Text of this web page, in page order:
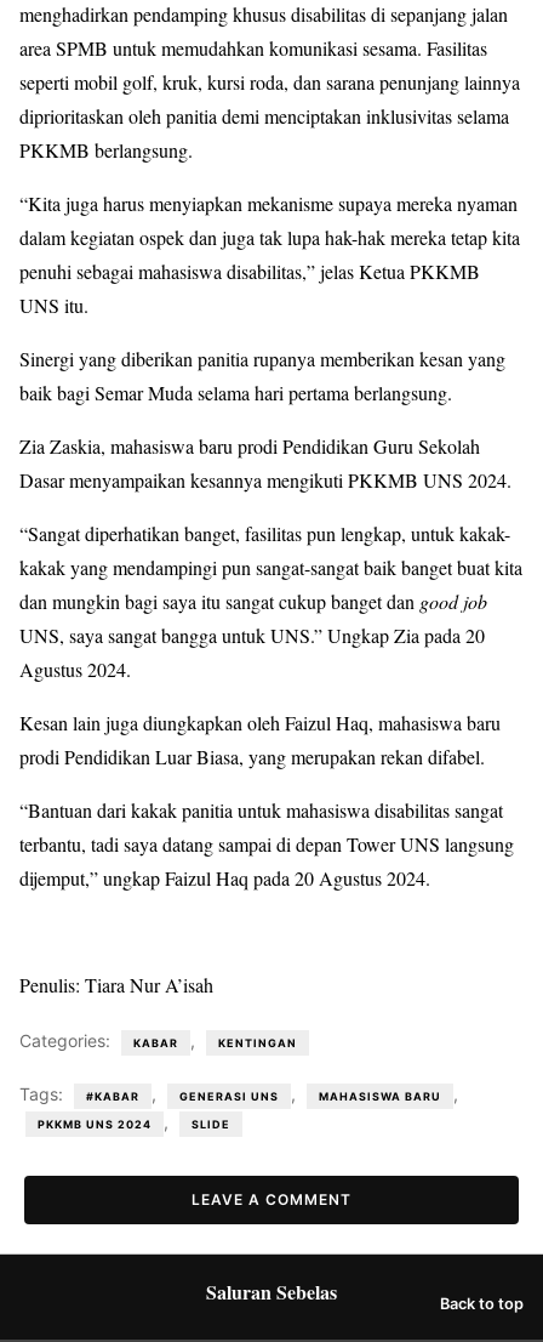
menghadirkan pendamping khusus disabilitas di sepanjang jalan
area SPMB untuk memudahkan komunikasi sesama. Fasilitas
seperti mobil golf, kruk, kursi roda, dan sarana penunjang lainnya
diprioritaskan oleh panitia demi menciptakan inklusivitas selama
PKKMB berlangsung.
“Kita juga harus menyiapkan mekanisme supaya mereka nyaman
dalam kegiatan ospek dan juga tak lupa hak-hak mereka tetap kita
penuhi sebagai mahasiswa disabilitas,” jelas Ketua PKKMB
UNS itu.
Sinergi yang diberikan panitia rupanya memberikan kesan yang
baik bagi Semar Muda selama hari pertama berlangsung.
Zia Zaskia, mahasiswa baru prodi Pendidikan Guru Sekolah
Dasar menyampaikan kesannya mengikuti PKKMB UNS 2024.
“Sangat diperhatikan banget, fasilitas pun lengkap, untuk kakak-
kakak yang mendampingi pun sangat-sangat baik banget buat kita
dan mungkin bagi saya itu sangat cukup banget dan good job
UNS, saya sangat bangga untuk UNS.” Ungkap Zia pada 20
Agustus 2024.
Kesan lain juga diungkapkan oleh Faizul Haq, mahasiswa baru
prodi Pendidikan Luar Biasa, yang merupakan rekan difabel.
“Bantuan dari kakak panitia untuk mahasiswa disabilitas sangat
terbantu, tadi saya datang sampai di depan Tower UNS langsung
dijemput,” ungkap Faizul Haq pada 20 Agustus 2024.
Penulis: Tiara Nur A’isah
Categories: KABAR , KENTINGAN
Tags: #KABAR , GENERASI UNS , MAHASISWA BARU ,
PKKMB UNS 2024 , SLIDE
LEAVE A COMMENT
Saluran Sebelas Back to top